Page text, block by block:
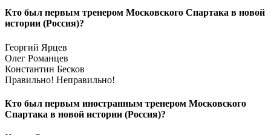
Кто был первым тренером Московского Спартака в новой
истории (Россия)?
Георгий Ярцев
Олег Романцев
Константин Бесков
Правильно! Неправильно!
Кто был первым иностранным тренером Московского
Спартака в новой истории (Россия)?